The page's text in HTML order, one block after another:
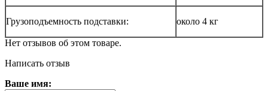
Грузоподъемность подставки: около 4 кг
Нет отзывов об этом товаре.
Написать отзыв
Ваше имя: